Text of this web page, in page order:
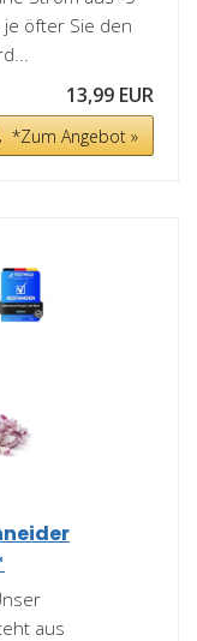
öfter Sie den
13,99 EUR
*Zum Angebot »
aus